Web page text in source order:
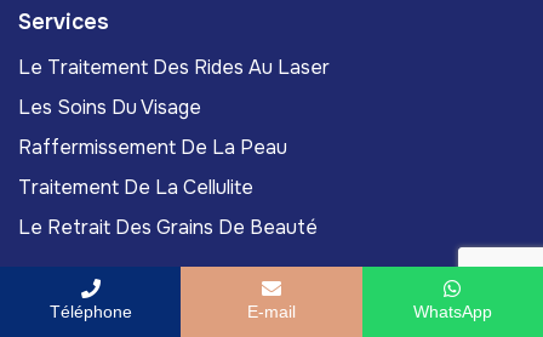
Services
Le Traitement Des Rides Au Laser
Les Soins Du Visage
Raffermissement De La Peau
Traitement De La Cellulite
Le Retrait Des Grains De Beauté
Téléphone E-mail WhatsApp